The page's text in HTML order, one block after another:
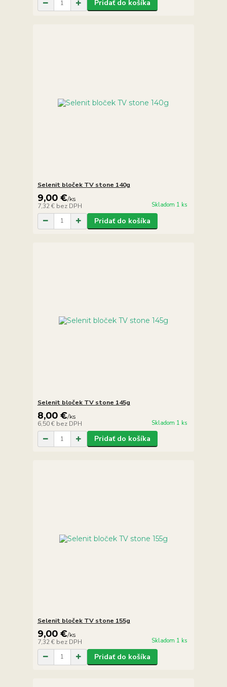
Pridať do košíka
Selenit bloček TV stone 140g
9,00 €/ks
7,32 € bez DPH Skladom 1 ks
Pridať do košíka
Selenit bloček TV stone 145g
8,00 €/ks
6,50 € bez DPH Skladom 1 ks
Pridať do košíka
Selenit bloček TV stone 155g
9,00 €/ks
7,32 € bez DPH Skladom 1 ks
Pridať do košíka